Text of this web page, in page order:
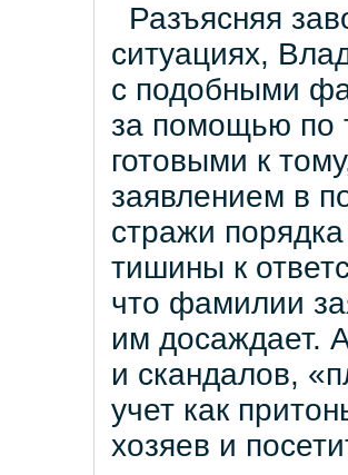
Разъясняя
ситуациях,
с подобными
за помощью по
готовыми к
заявлением в
стражи
тишины к
что фамилии
им досаждает.
и скандалов,
учет как
хозяев и